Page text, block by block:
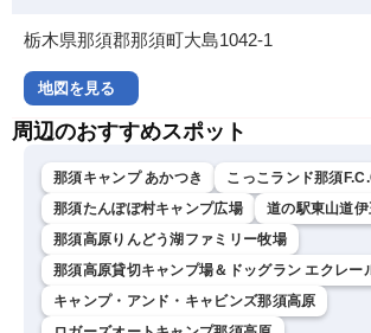
栃木県那須郡那須町大島1042-1
地図を見る
周辺のおすすめスポット
那須キャンプ あかつき
こっこランド那須
那須たんぽぽ村キャンプ広場
道の駅東山道伊
那須高原りんどう湖ファミリー牧場
那須高原貸切キャンプ場＆ドッグラン エクレー
キャンプ・アンド・キャビンズ那須高原